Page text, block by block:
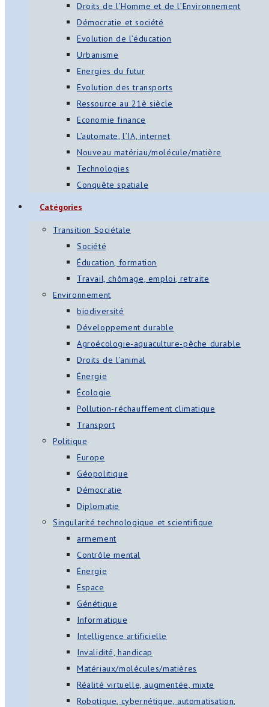
Droits de l’Homme et de l’Environnement
Démocratie et société
Evolution de l’éducation
Urbanisme
Energies du futur
Evolution des transports
Ressource au 21è siècle
Economie finance
L’automate, l’IA, internet
Nouveau matériau/molécule/matière
Technologies
Conquête spatiale
Catégories
Transition Sociétale
Société
Éducation, formation
Travail, chômage, emploi, retraite
Environnement
biodiversité
Développement durable
Agroécologie-aquaculture-pêche durable
Droits de l’animal
Énergie
Écologie
Pollution-réchauffement climatique
Transport
Politique
Europe
Géopolitique
Démocratie
Diplomatie
Singularité technologique et scientifique
armement
Contrôle mental
Énergie
Espace
Génétique
Informatique
Intelligence artificielle
Invalidité, handicap
Matériaux/molécules/matières
Réalité virtuelle, augmentée, mixte
Robotique, cybernétique, automatisation,